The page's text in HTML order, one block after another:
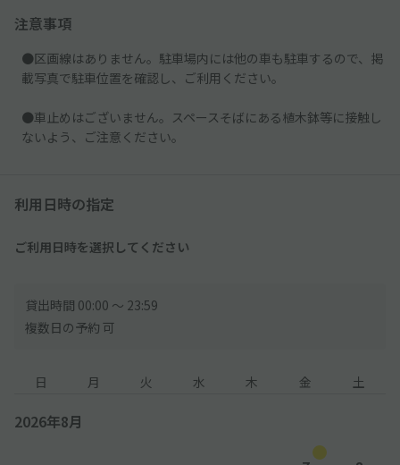
注意事項
●区画線はありません。駐車場内には他の車も駐車するので、掲
載写真で駐車位置を確認し、ご利用ください。
●車止めはございません。スペースそばにある植木鉢等に接触し
ないよう、ご注意ください。
利用日時の指定
ご利用日時を選択してください
貸出時間 00:00 〜 23:59
複数日の予約 可
日 月 火 水 木 金 土
2026年8月